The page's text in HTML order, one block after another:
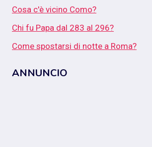
Cosa c'è vicino Como?
Chi fu Papa dal 283 al 296?
Come spostarsi di notte a Roma?
ANNUNCIO